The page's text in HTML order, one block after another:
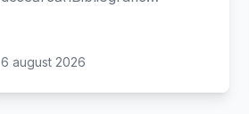
6 august 2026